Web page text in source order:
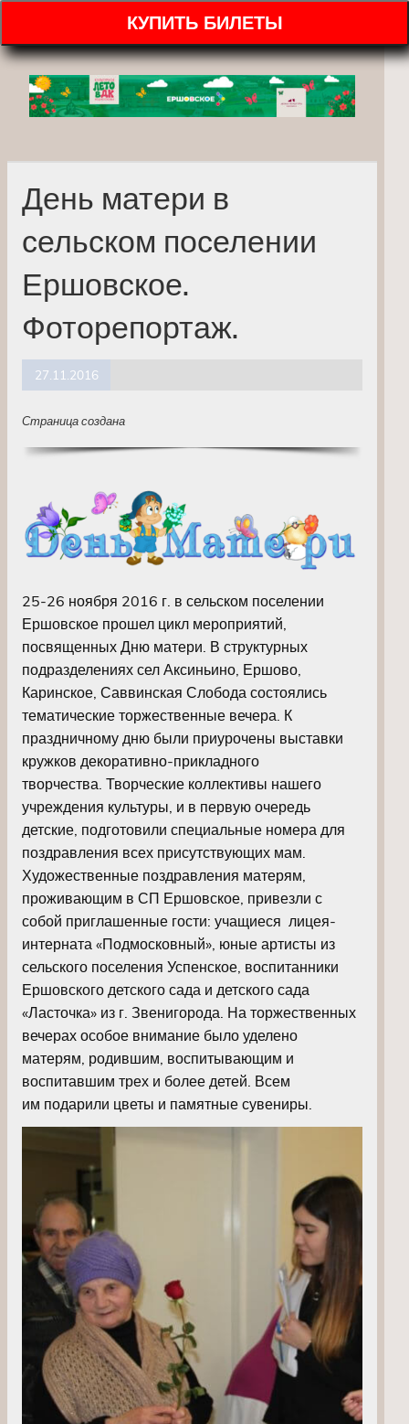
КУПИТЬ БИЛЕТЫ
День матери в
сельском поселении
Ершовское.
Фоторепортаж.
27.11.2016
Страница создана
25-26 ноября 2016 г. в сельском поселении
Ершовское прошел цикл мероприятий,
посвященных Дню матери. В структурных
подразделениях сел Аксиньино, Ершово,
Каринское, Саввинская Слобода состоялись
тематические торжественные вечера. К
праздничному дню были приурочены выставки
кружков декоративно-прикладного
творчества. Творческие коллективы нашего
учреждения культуры, и в первую очередь
детские, подготовили специальные номера для
поздравления всех присутствующих мам.
Художественные поздравления матерям,
проживающим в СП Ершовское, привезли с
собой приглашенные гости: учащиеся лицея-
интерната «Подмосковный», юные артисты из
сельского поселения Успенское, воспитанники
Ершовского детского сада и детского сада
«Ласточка» из г. Звенигорода. На торжественных
вечерах особое внимание было уделено
матерям, родившим, воспитывающим и
воспитавшим трех и более детей. Всем
им подарили цветы и памятные сувениры.